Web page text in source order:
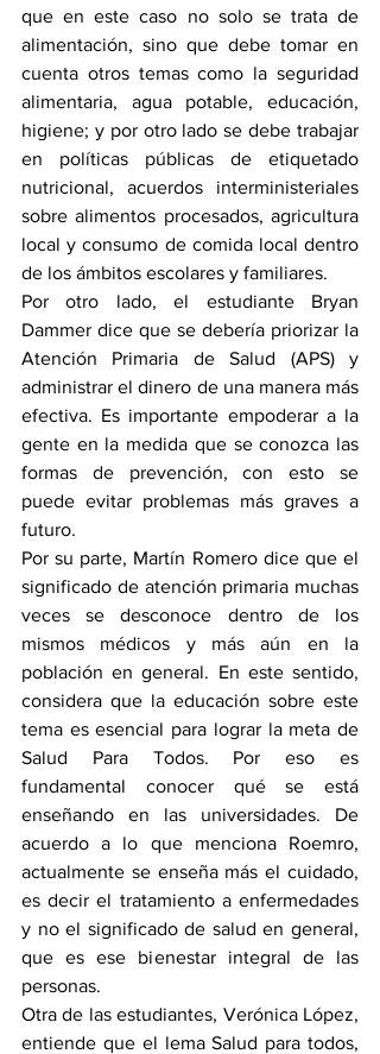
que en este caso no solo se trata de
alimentación, sino que debe tomar en
cuenta otros temas como la seguridad
alimentaria, agua potable, educación,
higiene; y por otro lado se debe trabajar
en políticas públicas de etiquetado
nutricional, acuerdos interministeriales
sobre alimentos procesados, agricultura
local y consumo de comida local dentro
de los ámbitos escolares y familiares.
Por otro lado, el estudiante Bryan
Dammer dice que se debería priorizar la
Atención Primaria de Salud (APS) y
administrar el dinero de una manera más
efectiva. Es importante empoderar a la
gente en la medida que se conozca las
formas de prevención, con esto se
puede evitar problemas más graves a
futuro.
Por su parte, Martín Romero dice que el
significado de atención primaria muchas
veces se desconoce dentro de los
mismos médicos y más aún en la
población en general. En este sentido,
considera que la educación sobre este
tema es esencial para lograr la meta de
Salud Para Todos. Por eso es
fundamental conocer qué se está
enseñando en las universidades. De
acuerdo a lo que menciona Roemro,
actualmente se enseña más el cuidado,
es decir el tratamiento a enfermedades
y no el significado de salud en general,
que es ese bienestar integral de las
personas.
Otra de las estudiantes, Verónica López,
entiende que el lema Salud para todos,